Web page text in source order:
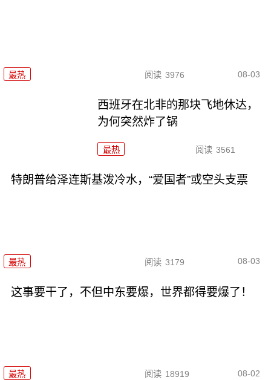
最热 阅读 3976 08-03
西班牙在北非的那块飞地休达，
为何突然炸了锅
最热 阅读 3561
特朗普给泽连斯基泼冷水，“爱国者”或空头支票
最热 阅读 3179 08-03
这事要干了，不但中东要爆，世界都得要爆了！
最热 阅读 18919 08-02